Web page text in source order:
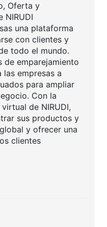
Oferta y
NIRUDI
una plataforma
con clientes y
todo el mundo.
de emparejamiento
empresas a
para ampliar
Con la
de NIRUDI,
sus productos y
y ofrecer una
clientes